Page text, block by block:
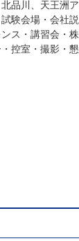
品川、天王洲
験会場・会社
ス・講習会・
控室・撮影・